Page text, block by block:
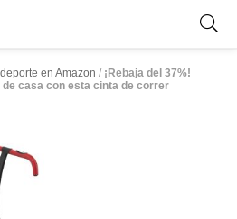
en Amazon / ¡Rebaja del 37%!
casa con esta cinta de correr